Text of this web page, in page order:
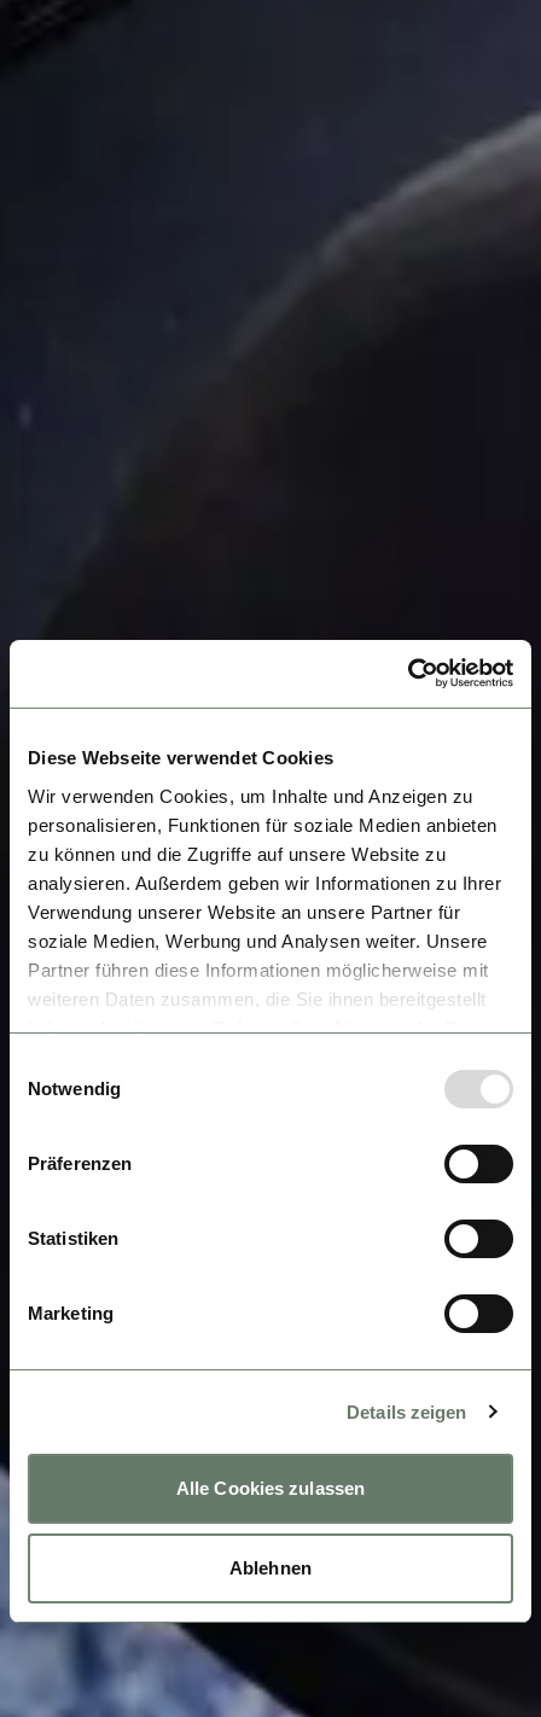
Diese Webseite verwendet Cookies
Wir verwenden Cookies, um Inhalte und Anzeigen zu
personalisieren, Funktionen für soziale Medien anbieten
zu können und die Zugriffe auf unsere Website zu
analysieren. Außerdem geben wir Informationen zu Ihrer
Verwendung unserer Website an unsere Partner für
soziale Medien, Werbung und Analysen weiter. Unsere
Partner führen diese Informationen möglicherweise mit
weiteren Daten zusammen, die Sie ihnen bereitgestellt
haben oder die sie im Rahmen Ihrer Nutzung der Dienste
Notwendig
Präferenzen
Statistiken
Marketing
Details zeigen
Alle Cookies zulassen
Ablehnen